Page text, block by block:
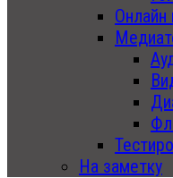
Онлайн
На заметку